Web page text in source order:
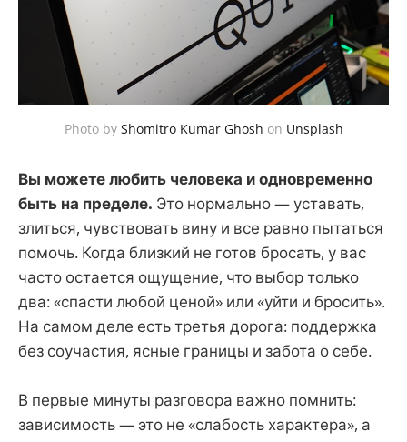
Photo by Shomitro Kumar Ghosh on Unsplash
Вы можете любить человека и одновременно
быть на пределе. Это нормально — уставать,
злиться, чувствовать вину и все равно пытаться
помочь. Когда близкий не готов бросать, у вас
часто остается ощущение, что выбор только
два: «спасти любой ценой» или «уйти и бросить».
На самом деле есть третья дорога: поддержка
без соучастия, ясные границы и забота о себе.
В первые минуты разговора важно помнить:
зависимость — это не «слабость характера», а